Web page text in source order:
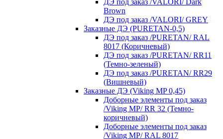
Brown
ДЭ под заказ /VALORI/ GREY
Заказные ДЭ (PURETAN-0,5)
ДЭ под заказ /PURETAN/ RAL
8017 (Коричневый)
ДЭ под заказ /PURETAN/ RR11
(Темно-зеленый)
ДЭ под заказ /PURETAN/ RR29
(Вишневый)
Заказные ДЭ (Viking MP 0,45)
Доборные элементы под заказ
/Viking MP/ RR 32 (Темно-
коричневый)
Доборные элементы под заказ
/Viking MP/ RAL 8017